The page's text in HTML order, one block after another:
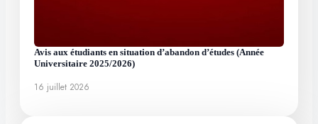
Avis aux étudiants en situation d’abandon d’études (Année
Universitaire 2025/2026)
16 juillet 2026